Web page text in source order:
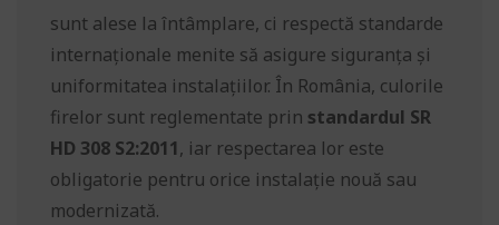
sunt alese la întâmplare, ci respectă standarde
internaționale menite să asigure siguranța și
uniformitatea instalațiilor. În România, culorile
firelor sunt reglementate prin standardul SR
HD 308 S2:2011, iar respectarea lor este
obligatorie pentru orice instalație nouă sau
modernizată.